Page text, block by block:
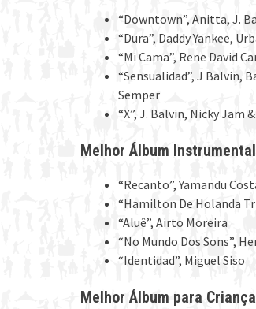
“Downtown”, Anitta, J.
“Dura”, Daddy Yankee,
“Mi Cama”, Rene David
“Sensualidad”, J Balvin,
Semper
“X”, J. Balvin, Nicky Jam
Melhor Álbum Instrumental
“Recanto”, Yamandu
“Hamilton De Holanda
“Aluê”, Airto Moreira
“No Mundo Dos Sons”,
“Identidad”, Miguel Siso
Melhor Álbum para